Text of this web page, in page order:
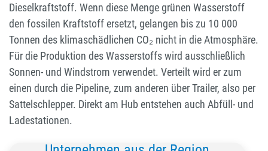
Dieselkraftstoff. Wenn diese Menge grünen Wasserstoff
den fossilen Kraftstoff ersetzt, gelangen bis zu 10 000
Tonnen des klimaschädlichen CO₂ nicht in die Atmosphäre.
Für die Produktion des Wasserstoffs wird ausschließlich
Sonnen- und Windstrom verwendet. Verteilt wird er zum
einen durch die Pipeline, zum anderen über Trailer, also per
Sattelschlepper. Direkt am Hub entstehen auch Abfüll- und
Ladestationen.